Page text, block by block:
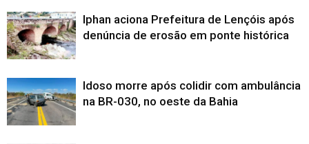
Iphan aciona Prefeitura de Lençóis após
denúncia de erosão em ponte histórica
Idoso morre após colidir com ambulância
na BR-030, no oeste da Bahia